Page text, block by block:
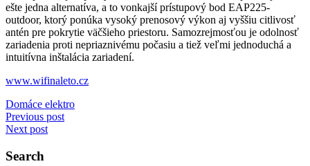
ešte jedna alternatíva, a to vonkajší prístupový bod EAP225-
outdoor, ktorý ponúka vysoký prenosový výkon aj vyššiu citlivosť
antén pre pokrytie väčšieho priestoru. Samozrejmosťou je odolnosť
zariadenia proti nepriaznivému počasiu a tiež veľmi jednoduchá a
intuitívna inštalácia zariadení.
www.wifinaleto.cz
Domáce elektro
Navigácia
v
článku
Previous post
Next post
Search